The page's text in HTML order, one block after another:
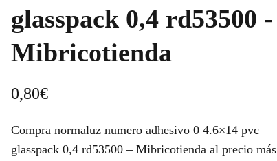
glasspack 0,4 rd53500 -
Mibricotienda
0,80€
Compra normaluz numero adhesivo 0 4.6×14 pvc
glasspack 0,4 rd53500 – Mibricotienda al precio más